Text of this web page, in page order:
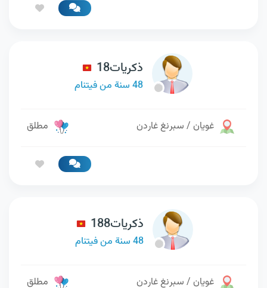
ذكريات18
48 سنة من فيتنام
غويان / سبرنغ غاردن مطلق
ذكريات188
48 سنة من فيتنام
غويان / سبرنغ غاردن مطلق